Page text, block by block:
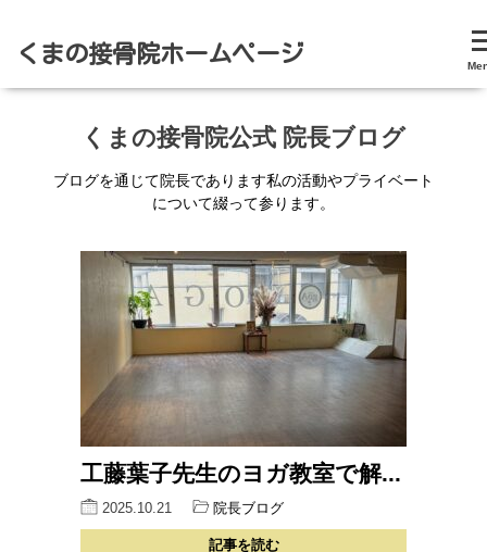
くまの接骨院ホームページ
くまの接骨院公式 院長ブログ
ブログを通じて院長であります私の活動やプライベート
について綴って参ります。
工藤葉子先生のヨガ教室で解...
2025.10.21 院長ブログ
記事を読む